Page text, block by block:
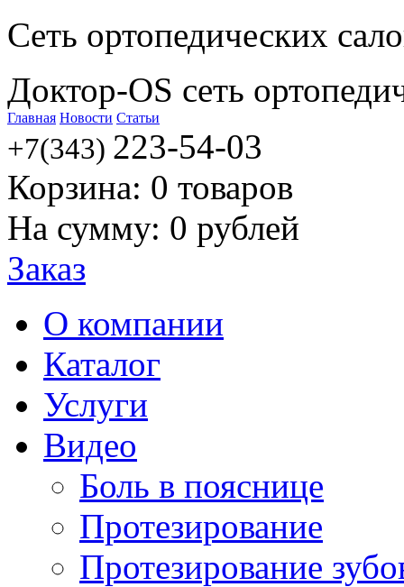
Сеть ортопедических
Доктор-OS сеть
Главная Новости Статьи
+7(343) 223-54-03
Корзина: 0 товаров
На сумму: 0 рублей
Заказ
О компании
Каталог
Услуги
Видео
Боль в пояснице
Протезирование
Протезирование